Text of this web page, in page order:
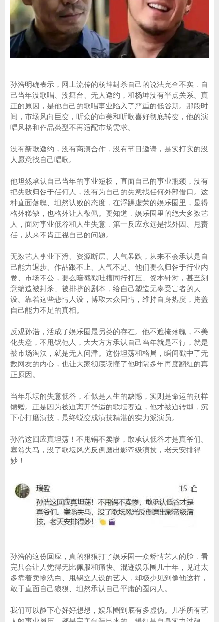
孙浩明确表示，网上流传的杨坤封杀自己的说法完全不实，自
己当年没歌唱、没舞台、无人邀约，和杨坤没有半点关系。真
正的原因，是他自己的歌唱事业陷入了严重的低谷期。那段时
间，市场风向巨变，听众的审美和听歌喜好彻底转变，他的演
唱风格和作品类型不再适配市场需求。
没有新歌邀约，没有商演合作，没有节目邀请，是实打实的没
人愿意找自己唱歌。
他坦然承认自己当年的事业短板，直面自己的事业瓶颈，没有
把失败归咎于任何人，没有为自己的失意找任何外部借口。这
种直面落魄、坦然认败的态度，在浮躁虚荣的娱乐圈里，显得
格外稀缺，也格外让人敬佩。要知道，娱乐圈里的绝大多数艺
人，面对事业低谷和人生失意，第一反应永远是找外因、甩责
任，从来不肯正视自己的问题。
无数艺人事业下滑、资源断层、人气暴跌，从来不会承认是自
己能力退步、作品跟不上、人气不足。他们要么归咎于行业内
卷、市场不公，要么暗戳戳吐槽同行打压、资本针对，甚至刻
意编造被封杀、被排挤的剧本，给自己塑造无辜受害者的人
设。靠着这些悲情人设，博取大众同情，维持自身热度，掩盖
自己能力不足的真相。
反观孙浩，活成了娱乐圈最另类的存在。他不遮掩落魄，不美
化失意，不甩锅他人，大大方方承认自己当年就是不行，就是
被市场淘汰，就是无人问津。这份坦荡和格局，瞬间戳中了无
数网友的内心，也让大家彻底读懂了他时隔多年再度翻红的真
正原因。
当年乐坛的失意低谷，看似是人生的缺憾，实则是命运的别样
馈赠。正是因为被迫离开舒适的歌坛赛道，他才被迫转型，沉
下心打磨演技，最终蜕变成演技精湛的实力派演员。
孙浩这回应真坦荡！不甩锅不卖惨，敢承认低谷才是真爷们。
塞翁失马，没了歌坛风光反倒磨出影帝级演技，老天安排得
妙！
孙浩的这份回应，真的狠狠打了娱乐圈一众矫情艺人的脸，看
完只会让人觉得无比佩服和痛快。混迹娱乐圈几十年，见过太
多靠着卖惨洗白、甩锅立人设的艺人，却极少见到像他这样，
敢于直面自己狼狈、坦然承认自己平庸的圈内人。
我们可以静下心好好想想，娱乐圈到底有多虚伪。几乎所有艺